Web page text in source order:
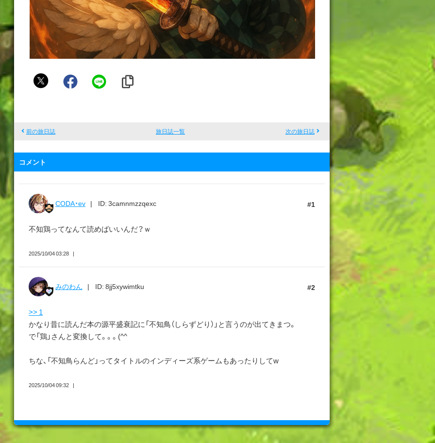
み
前の旅日誌 旅日誌一覧 次の旅日誌
コメント
1
CODA・ev ID: 3camnmzzqexc
不知鶏ってなんて読めばいいんだ？ｗ
2025/10/04 03:28
2
みのわん ID: 8jj5xywimtku
>> 1
かなり昔に読んだ本の源平盛衰記に「不知鳥（しらずどり）」と言うのが出てきまつ。
で「鶏」さんと変換して。。。(^^ゞ
ちな、「不知鳥らんど」ってタイトルのインディーズ系ゲームもあったりしてw
2025/10/04 09:32